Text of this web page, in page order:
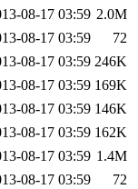
08-17 03:59 2.0M
08-17 03:59
72
08-17 03:59 246K
08-17 03:59 169K
08-17 03:59 146K
08-17 03:59 162K
08-17 03:59 1.4M
08-17 03:59
72